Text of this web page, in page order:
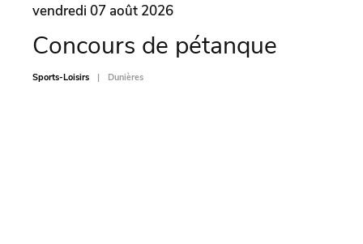
vendredi 07 août 2026
Concours de pétanque
Sports-Loisirs Dunières